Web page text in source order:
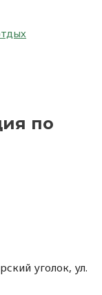
по
уголок, ул.